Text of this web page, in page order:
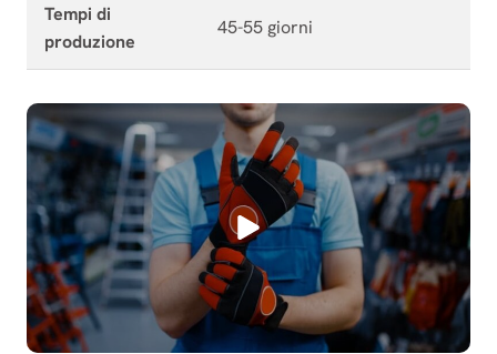
Tempi di
produzione
45-55 giorni